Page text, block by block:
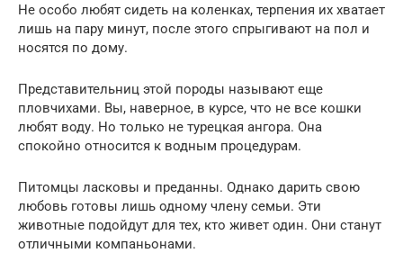
Не особо любят сидеть на коленках, терпения их хватает
лишь на пару минут, после этого спрыгивают на пол и
носятся по дому.
Представительниц этой породы называют еще
пловчихами. Вы, наверное, в курсе, что не все кошки
любят воду. Но только не турецкая ангора. Она
спокойно относится к водным процедурам.
Питомцы ласковы и преданны. Однако дарить свою
любовь готовы лишь одному члену семьи. Эти
животные подойдут для тех, кто живет один. Они станут
отличными компаньонами.